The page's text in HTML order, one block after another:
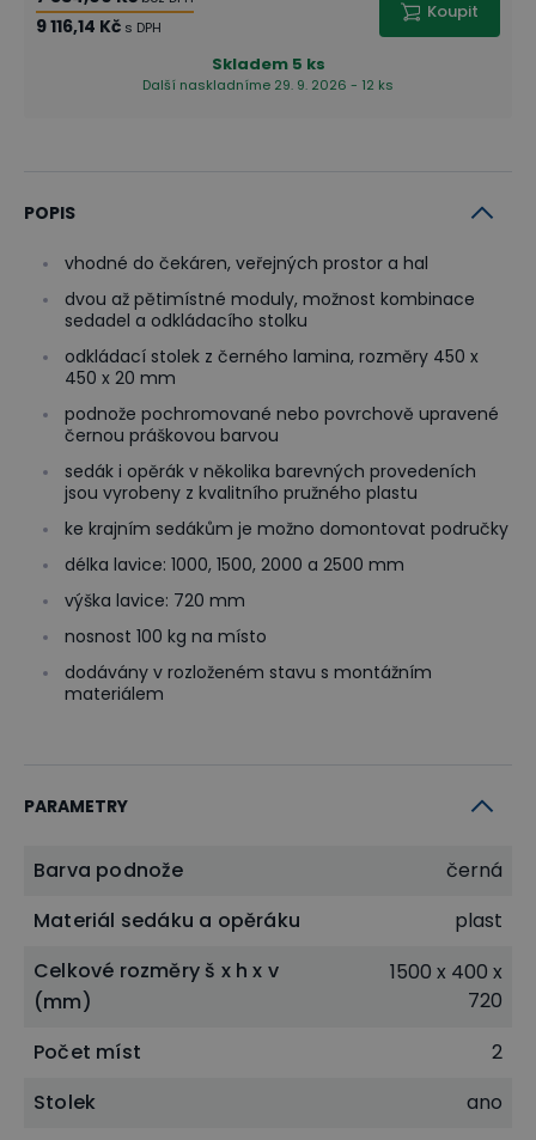
9 116,14 Kč s DPH
Koupit
Skladem 5 ks
Další naskladníme 29. 9. 2026 - 12 ks
POPIS
vhodné do čekáren, veřejných prostor a hal
dvou až pětimístné moduly, možnost kombinace
sedadel a odkládacího stolku
odkládací stolek z černého lamina, rozměry 450 x
450 x 20 mm
podnože pochromované nebo povrchově upravené
černou práškovou barvou
sedák i opěrák v několika barevných provedeních
jsou vyrobeny z kvalitního pružného plastu
ke krajním sedákům je možno domontovat područky
délka lavice: 1000, 1500, 2000 a 2500 mm
výška lavice: 720 mm
nosnost 100 kg na místo
dodávány v rozloženém stavu s montážním
materiálem
PARAMETRY
Barva podnože
černá
Materiál sedáku a opěráku
plast
Celkové rozměry š x h x v
(mm)
1500 x 400 x
720
Počet míst
2
Stolek
ano